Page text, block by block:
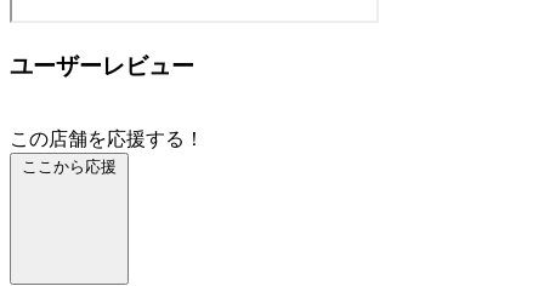
ユーザーレビュー
この店舗を応援する！
ここから応援